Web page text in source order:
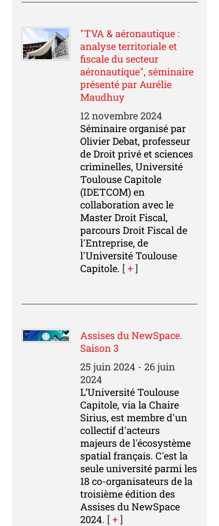
"TVA & aéronautique :
analyse territoriale et
fiscale du secteur
aéronautique", séminaire
présenté par Aurélie
Maudhuy
12 novembre 2024
Séminaire organisé par
Olivier Debat, professeur
de Droit privé et sciences
criminelles, Université
Toulouse Capitole
(IDETCOM) en
collaboration avec le
Master Droit Fiscal,
parcours Droit Fiscal de
l'Entreprise, de
l'Université Toulouse
Capitole. [+]
Assises du NewSpace.
Saison 3
25 juin 2024 - 26 juin
2024
L’Université Toulouse
Capitole, via la Chaire
Sirius, est membre d'un
collectif d'acteurs
majeurs de l'écosystème
spatial français. C'est la
seule université parmi les
18 co-organisateurs de la
troisième édition des
Assises du NewSpace
2024. [+]